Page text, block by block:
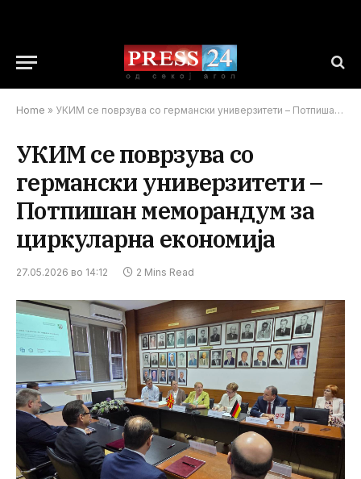
Home » УКИМ се поврзува со германски универзитети – Потпишан меморандум за циркуларна економија
УКИМ се поврзува со
германски универзитети –
Потпишан меморандум за
циркуларна економија
27.05.2026 во 14:12 2 Mins Read